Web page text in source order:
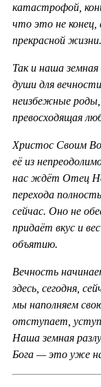
катастрофой,
что это не конец,
прекрасной жизни.
Так и наша
души для
неизбежные
превосходящая
Христос Своим
её из
нас ждёт Отец
перехода
сейчас. Оно не
придаёт вкус и
объятию.
Вечность
здесь, сегодня,
мы наполняем
отступает,
Наша земная
Бога — это уже